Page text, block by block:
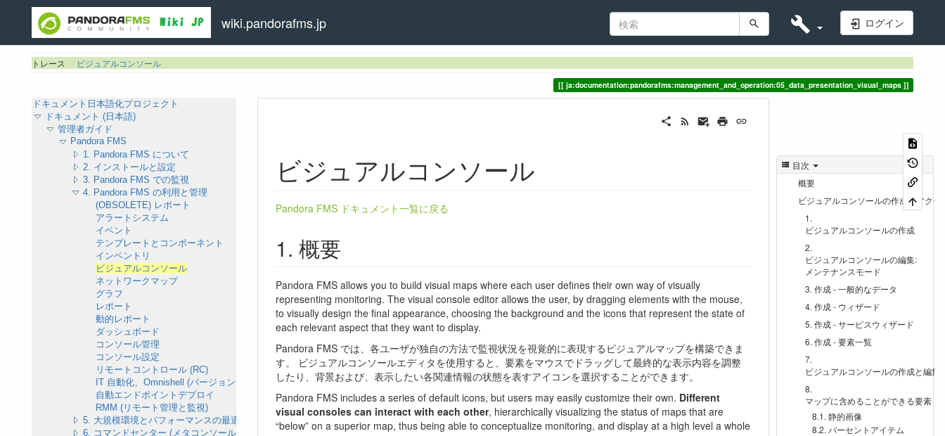
wiki.pandorafms.jp ログイン
トレース ビジュアルコンソール
ja:documentation:pandorafms:management_and_operation:05_data_presentation_visual_maps
ドキュメント日本語化プロジェクト
ドキュメント (日本語)
管理者ガイド
Pandora FMS
1. Pandora FMS について
2. インストールと設定
3. Pandora FMS での監視
4. Pandora FMS の利用と管理
(OBSOLETE) レポート
アラートシステム
イベント
テンプレートとコンポーネント
インベントリ
ビジュアルコンソール
ネットワークマップ
グラフ
レポート
動的レポート
ダッシュボード
コンソール管理
コンソール設定
リモートコントロール (RC)
IT 自動化、Omnishell (バージョン 776)
自動エンドポイントデプロイ
RMM (リモート管理と監視)
5. 大規模環境とパフォーマンスの最適化
6. コマンドセンター (メタコンソール)
目次
概要
ビジュアルコンソールの作成とアクセ
ビジュアルコンソールの作成
ビジュアルコンソールの編集:
メンテナンスモード
作成 - 一般的なデータ
作成 - ウィザード
作成 - サービスウィザード
作成 - 要素一覧
ビジュアルコンソールの作成と編集
マップに含めることができる要素
静的画像
パーセントアイテム
ビジュアルコンソール
Pandora FMS ドキュメント一覧に戻る
概要
Pandora FMS allows you to build visual maps where each user defines their own way of visually
representing monitoring. The visual console editor allows the user, by dragging elements with the mouse,
to visually design the final appearance, choosing the background and the icons that represent the state of
each relevant aspect that they want to display.
Pandora FMS では、各ユーザが独自の方法で監視状況を視覚的に表現するビジュアルマップを構築できま
す。 ビジュアルコンソールエディタを使用すると、要素をマウスでドラッグして最終的な表示内容を調整
したり、背景および、表示したい各関連情報の状態を表すアイコンを選択することができます。
Pandora FMS includes a series of default icons, but users may easily customize their own. Different
visual consoles can interact with each other, hierarchically visualizing the status of maps that are
“below” on a superior map, thus being able to conceptualize monitoring, and display at a high level a whole